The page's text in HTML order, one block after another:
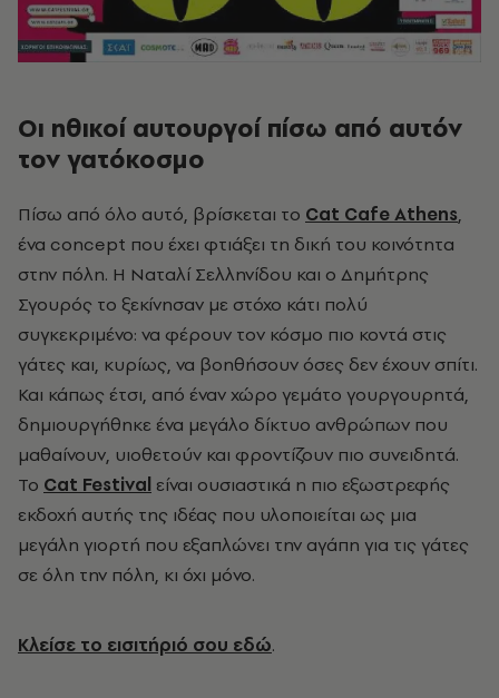
Οι ηθικοί αυτουργοί πίσω από αυτόν
τον γατόκοσμο
Πίσω από όλο αυτό, βρίσκεται το Cat Cafe Athens,
ένα concept που έχει φτιάξει τη δική του κοινότητα
στην πόλη. Η Ναταλί Σελληνίδου και ο Δημήτρης
Σγουρός το ξεκίνησαν με στόχο κάτι πολύ
συγκεκριμένο: να φέρουν τον κόσμο πιο κοντά στις
γάτες και, κυρίως, να βοηθήσουν όσες δεν έχουν σπίτι.
Και κάπως έτσι, από έναν χώρο γεμάτο γουργουρητά,
δημιουργήθηκε ένα μεγάλο δίκτυο ανθρώπων που
μαθαίνουν, υιοθετούν και φροντίζουν πιο συνειδητά.
Το Cat Festival είναι ουσιαστικά η πιο εξωστρεφής
εκδοχή αυτής της ιδέας που υλοποιείται ως μια
μεγάλη γιορτή που εξαπλώνει την αγάπη για τις γάτες
σε όλη την πόλη, κι όχι μόνο.
Κλείσε το εισιτήριό σου εδώ.